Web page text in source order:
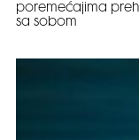
poremećajima
sa sobom